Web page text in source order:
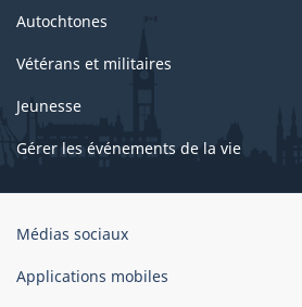
Autochtones
Vétérans et militaires
Jeunesse
Gérer les événements de la vie
Organisation
gouvernement
Médias sociaux
Applications mobiles